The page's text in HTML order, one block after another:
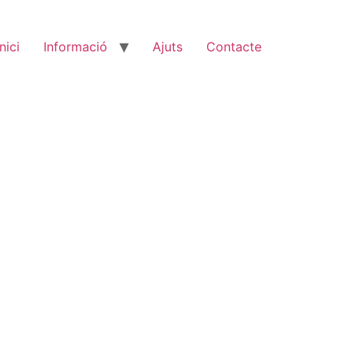
Informació Ajuts Contacte